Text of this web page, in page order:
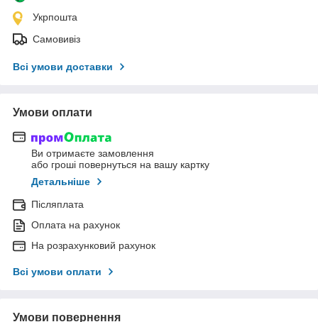
Укрпошта
Самовивіз
Всі умови доставки
Умови оплати
Ви отримаєте замовлення
або гроші повернуться на вашу картку
Детальніше
Післяплата
Оплата на рахунок
На розрахунковий рахунок
Всі умови оплати
Умови повернення